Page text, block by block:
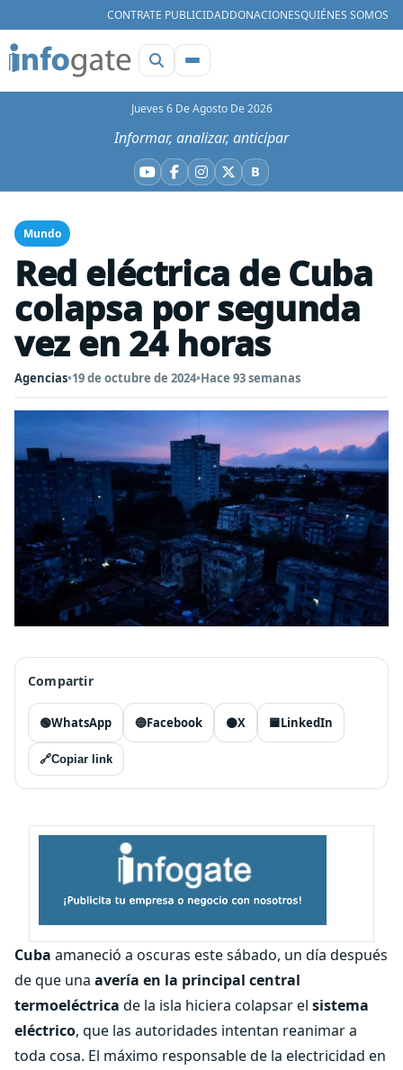
CONTRATE PUBLICIDADDONACIONESQUIÉNES SOMOS
Jueves 6 De Agosto De 2026
Informar, analizar, anticipar
YouTube
Facebook
Instagram
X BBluesky
Mundo
Red eléctrica de Cuba
colapsa por segunda
vez en 24 horas
Agencias•19 de octubre de 2024•Hace 93 semanas
Compartir
🟢WhatsApp 🔵Facebook ⚫X 🟦LinkedIn
🔗Copiar link
Cuba amaneció a oscuras este sábado, un día después
de que una avería en la principal central
termoeléctrica de la isla hiciera colapsar el sistema
eléctrico, que las autoridades intentan reanimar a
toda cosa. El máximo responsable de la electricidad en